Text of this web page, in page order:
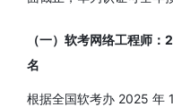
（一）软考网络工程师
名
根据全国软考办 2025 年